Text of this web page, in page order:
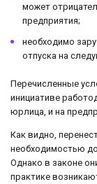
может
предприятия;
необходимо
отпуска на
Перечисленные
инициативе
юрлица, и на
Как видно,
необходимостью
Однако в законе
практике